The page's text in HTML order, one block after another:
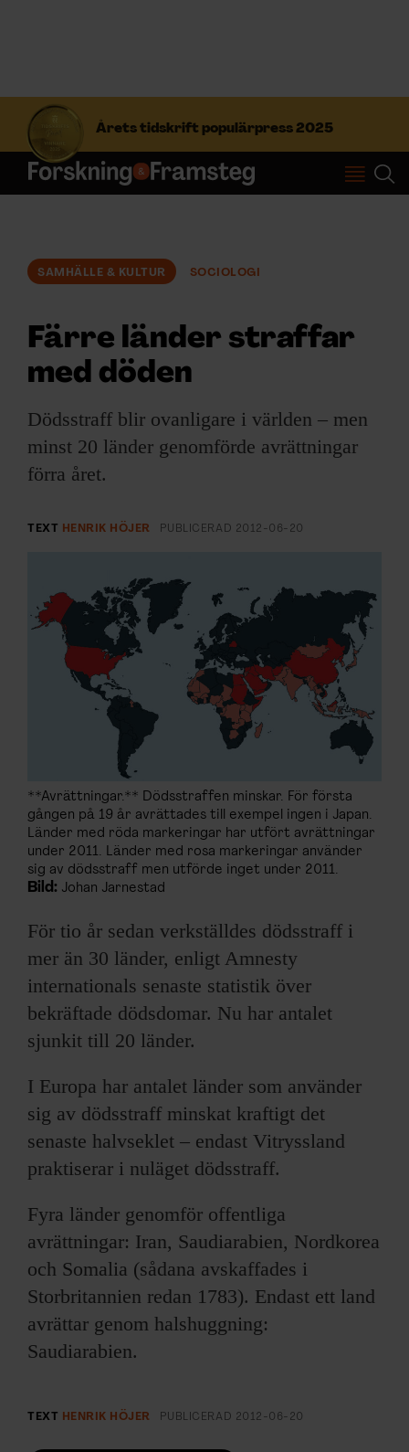
Årets tidskrift populärpress 2025
S
f
t
Prenumerera
ÄMNEN
ARKIV & E-TIDNING
LYSSNA/PODD
KONTAKTA F&F
SKRIV I F&F
PRENUMERERA PÅ F&F
ANNONSERA I F&F
OM F&F
SAMHÄLLE & KULTUR SOCIOLOGI
Färre länder straffar
med döden
Dödsstraff blir ovanligare i världen – men
minst 20 länder genomförde avrättningar
förra året.
TEXT HENRIK HÖJER PUBLICERAD 2012-06-20
**Avrättningar.** Dödsstraffen minskar. För första
gången på 19 år avrättades till exempel ingen i Japan.
Länder med röda markeringar har utfört avrättningar
under 2011. Länder med rosa markeringar använder
sig av dödsstraff men utförde inget under 2011.
Bild: Johan Jarnestad
För tio år sedan verkställdes dödsstraff i
mer än 30 länder, enligt Amnesty
internationals senaste statistik över
bekräftade dödsdomar. Nu har antalet
sjunkit till 20 länder.
I Europa har antalet länder som använder
sig av dödsstraff minskat kraftigt det
senaste halvseklet – endast Vitryssland
praktiserar i nuläget dödsstraff.
Fyra länder genomför offentliga
avrättningar: Iran, Saudiarabien, Nordkorea
och Somalia (sådana avskaffades i
Storbritannien redan 1783). Endast ett land
avrättar genom halshuggning:
Saudiarabien.
TEXT HENRIK HÖJER PUBLICERAD 2012-06-20